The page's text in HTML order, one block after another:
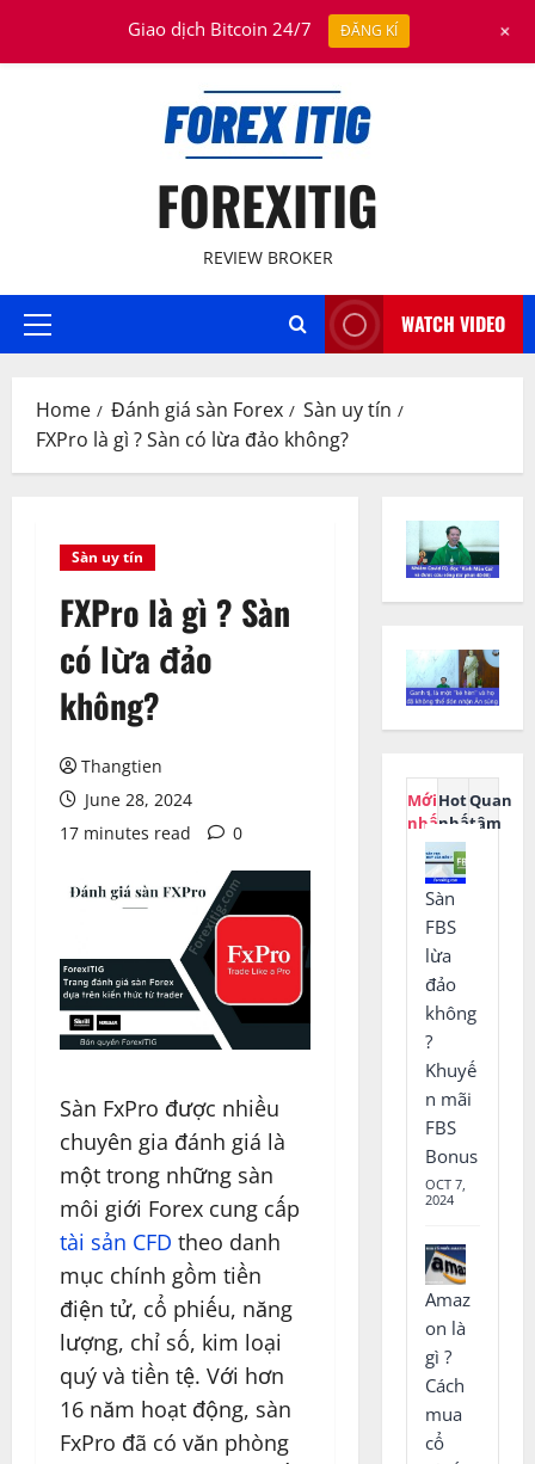
August 7, 2026
FOREXITIG
REVIEW BROKER
Primary
WATCH VIDEO
Home Đánh giá sàn Forex
Sàn uy tín
FXPro là gì ? Sàn có lừa đảo không?
Sàn uy tín
FXPro là gì ? Sàn
có lừa đảo
không?
Thangtien
June 28, 2024
17 minutes read
0
Sàn FxPro được nhiều
chuyên gia đánh giá là
một trong những sàn
môi giới Forex cung cấp
tài sản CFD theo danh
mục chính gồm tiền
điện tử, cổ phiếu, năng
lượng, chỉ số, kim loại
quý và tiền tệ. Với hơn
16 năm hoạt động, sàn
FxPro đã có văn phòng
Mới
nhất
Hot
nhất
Quan
tâm
Sàn
FBS
lừa
đảo
không
?
Khuyế
n mãi
FBS
Bonus
OCT 7,
2024
Amaz
on là
gì ?
Cách
mua
cổ
Giao dịch Bitcoin 24/7 ĐĂNG KÍ +